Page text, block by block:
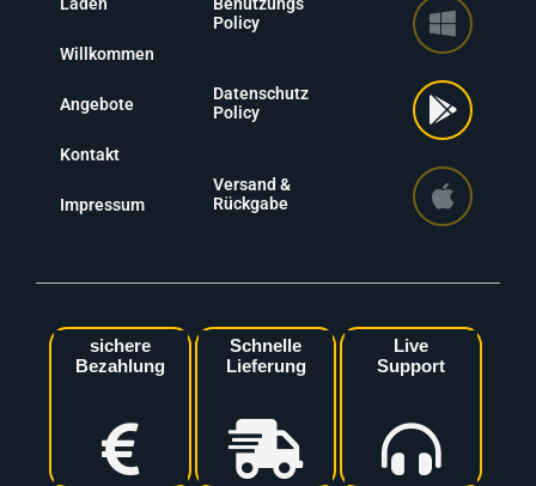
Willkommen
Angebote
Kontakt
Impressum
Policy
Datenschutz
Policy
Versand &
Rückgabe
sichere
Bezahlung
Schnelle
Lieferung
Live
Support